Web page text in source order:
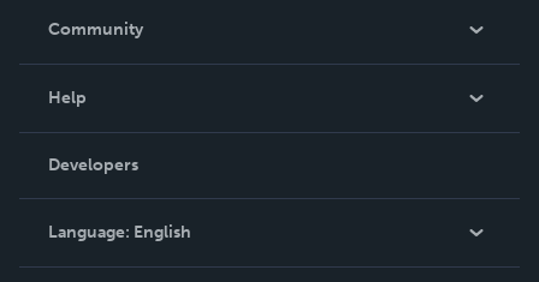
In The News
Community
Podcast
Help
Order Lookup
Knowledge Base
Contact Support
Developers
Language: English